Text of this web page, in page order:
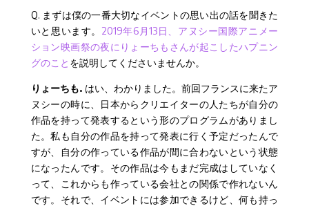
Q. まずは僕の一番大切なイベントの思い出の話を聞きた
いと思います。 2019年6月13日、アヌシー国際アニメー
ション映画祭の夜にりょーちもさんが起こしたハプニン
グのこと を説明してくださいませんか。
りょーちも. はい、わかりました。前回フランスに来たア
ヌシーの時に、日本からクリエイターの人たちが自分の
作品を持って発表するという形のプログラムがありまし
た。私も自分の作品を持って発表に行く予定だったんで
すが、自分の作っている作品が間に合わないという状態
になったんです。その作品は今もまだ完成はしていなく
って、これからも作っている会社との関係で作れないん
です。それで、イベントには参加できるけど、何も持っ